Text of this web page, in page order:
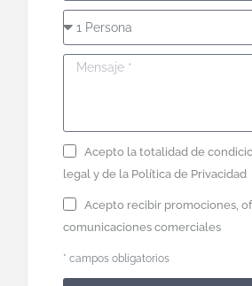
Acepto la totalidad de
legal y de la Política de Privacidad
Acepto recibir promociones,
comunicaciones comerciales
* campos obligatorios